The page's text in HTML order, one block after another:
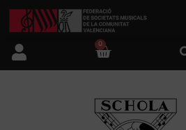
FSMCV
Áreas de gestión
0